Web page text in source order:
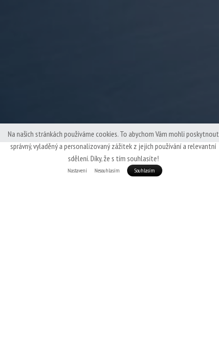
Na našich stránkách používáme cookies. To abychom Vám mohli poskytnout
správný, vyladěný a personalizovaný zážitek z jejich používání a relevantní
sdělení. Díky, že s tím souhlasíte!
Nastavení Nesouhlasím Souhlasím